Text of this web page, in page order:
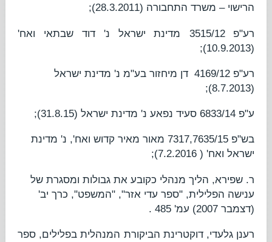
הרישוי – משרד התחבורה (28.3.2011);
רע"פ 3515/12
מדינת ישראל נ' דוד שבתאי ואח'
(10.9.2013);
רע"פ 4169/12
דן מיחזור בע"מ נ' מדינת ישראל
(8.7.2013);
ע"פ 6833/14 סעיד נפאע נ' מדינת ישראל(31.8.15);
בש"פ 7317,7635/15
מאור מאיר קדוש ואח', נ' מדינת
ישראל ואח'( 7.2.2016);
ר. שפירא, הליך מנהלי כקובע את גבולות ומסגרת של
ענישה הפלילית, "ספר עדי אזר", "המשפט", כרך יב'
(דצמבר 2007) עמ' 485 .
רענן גלעדי, דוקטרינת הביקורת המנהלית בפלילים,ספר